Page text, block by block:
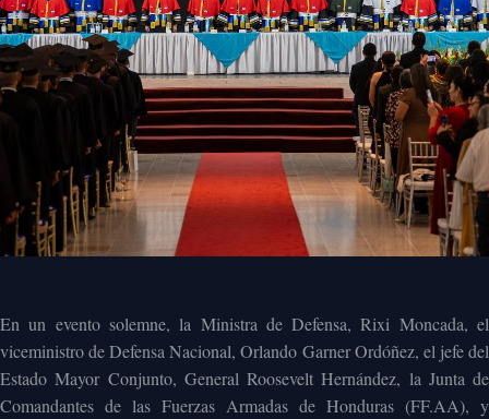
En un evento solemne, la Ministra de Defensa, Rixi Moncada, el
viceministro de Defensa Nacional, Orlando Garner Ordóñez, el jefe del
Estado Mayor Conjunto, General Roosevelt Hernández, la Junta de
Comandantes de las Fuerzas Armadas de Honduras (FF.AA), y